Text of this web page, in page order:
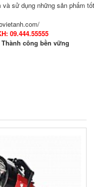
sử dụng những sản phẩm
09.444.55555
công bền vững